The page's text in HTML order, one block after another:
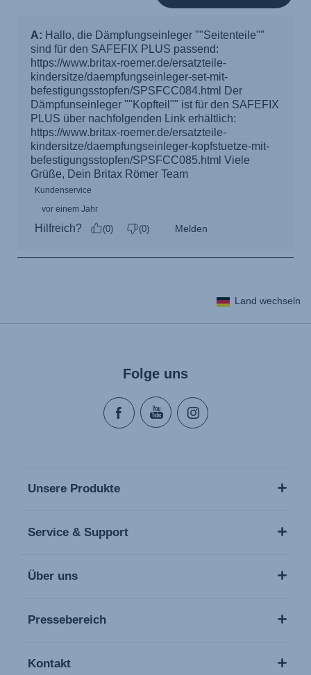
Land wechseln
Folge uns
Unsere Produkte
Service & Support
Über uns
Pressebereich
Kontakt